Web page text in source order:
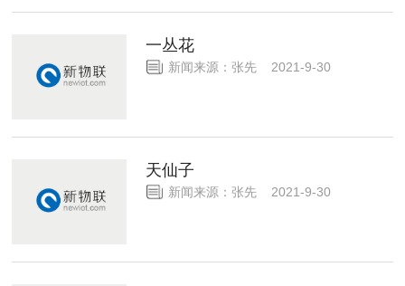
一丛花
新闻来源：张先 2021-9-30
天仙子
新闻来源：张先 2021-9-30